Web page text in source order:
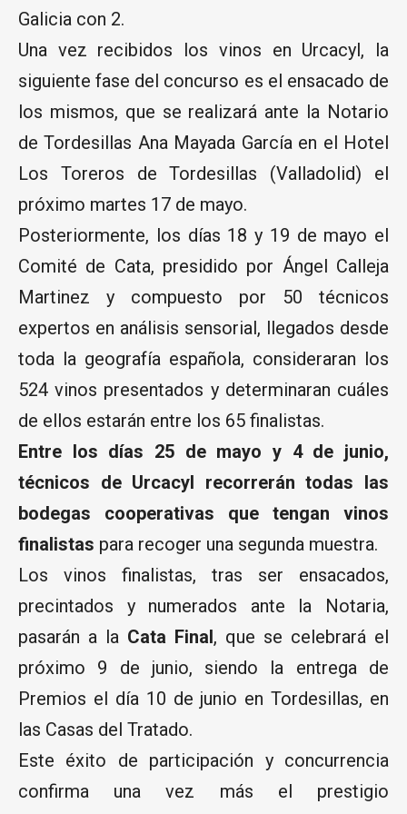
Galicia con 2.
Una vez recibidos los vinos en Urcacyl, la
siguiente fase del concurso es el ensacado de
los mismos, que se realizará ante la Notario
de Tordesillas Ana Mayada García en el Hotel
Los Toreros de Tordesillas (Valladolid) el
próximo martes 17 de mayo.
Posteriormente, los días 18 y 19 de mayo el
Comité de Cata, presidido por Ángel Calleja
Martinez y compuesto por 50 técnicos
expertos en análisis sensorial, llegados desde
toda la geografía española, consideraran los
524 vinos presentados y determinaran cuáles
de ellos estarán entre los 65 finalistas.
Entre los días 25 de mayo y 4 de junio,
técnicos de Urcacyl recorrerán todas las
bodegas cooperativas que tengan vinos
finalistas para recoger una segunda muestra.
Los vinos finalistas, tras ser ensacados,
precintados y numerados ante la Notaria,
pasarán a la Cata Final, que se celebrará el
próximo 9 de junio, siendo la entrega de
Premios el día 10 de junio en Tordesillas, en
las Casas del Tratado.
Este éxito de participación y concurrencia
confirma una vez más el prestigio